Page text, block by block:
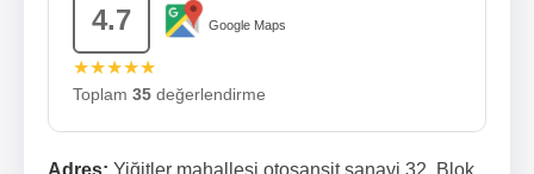
4.7 Google Maps
★★★★★
Toplam 35 değerlendirme
Adres: Yiğitler mahallesi otosansit sanayi 32. Blok